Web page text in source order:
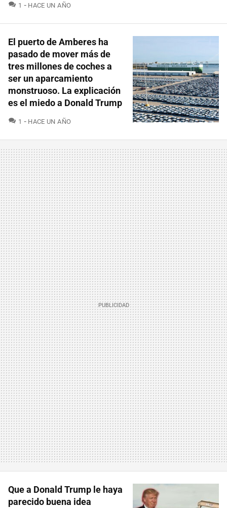
1 COMENTARIOS
HACE UN AÑO
El puerto de Amberes ha
pasado de mover más de
tres millones de coches a
ser un aparcamiento
monstruoso. La explicación
es el miedo a Donald Trump
1 COMENTARIOS
HACE UN AÑO
Que a Donald Trump le haya
parecido buena idea